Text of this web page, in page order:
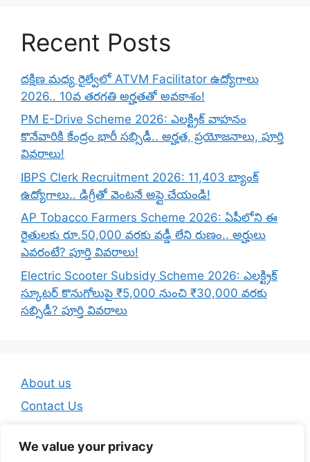
We value your privacy
Recent Posts
దక్షిణ మధ్య రైల్వేలో ATVM Facilitator ఉద్యోగాలు
2026.. 10వ తరగతి అర్హతతో అవకాశం!
PM E-Drive Scheme 2026: ఎలక్ట్రిక్ వాహనం
కొనేవారికి కేంద్రం భారీ సబ్సిడీ.. అర్హత, ప్రయోజనాలు, పూర్తి
వివరాలు!
IBPS Clerk Recruitment 2026: 11,403 బ్యాంక్
ఉద్యోగాలు.. డిగ్రీతో వెంటనే అప్లై చేయండి!
AP Tobacco Farmers Scheme 2026: ఏపీలోని ఈ
రైతులకు రూ.50,000 వరకు వడ్డీ లేని రుణం.. అర్హులు
ఎవరంటే? పూర్తి వివరాలు!
Electric Scooter Subsidy Scheme 2026: ఎలక్ట్రిక్
స్కూటర్ కొనుగోలుపై ₹5,000 నుంచి ₹30,000 వరకు
సబ్సిడీ? పూర్తి వివరాలు
About us
Contact Us
Privacy Policy